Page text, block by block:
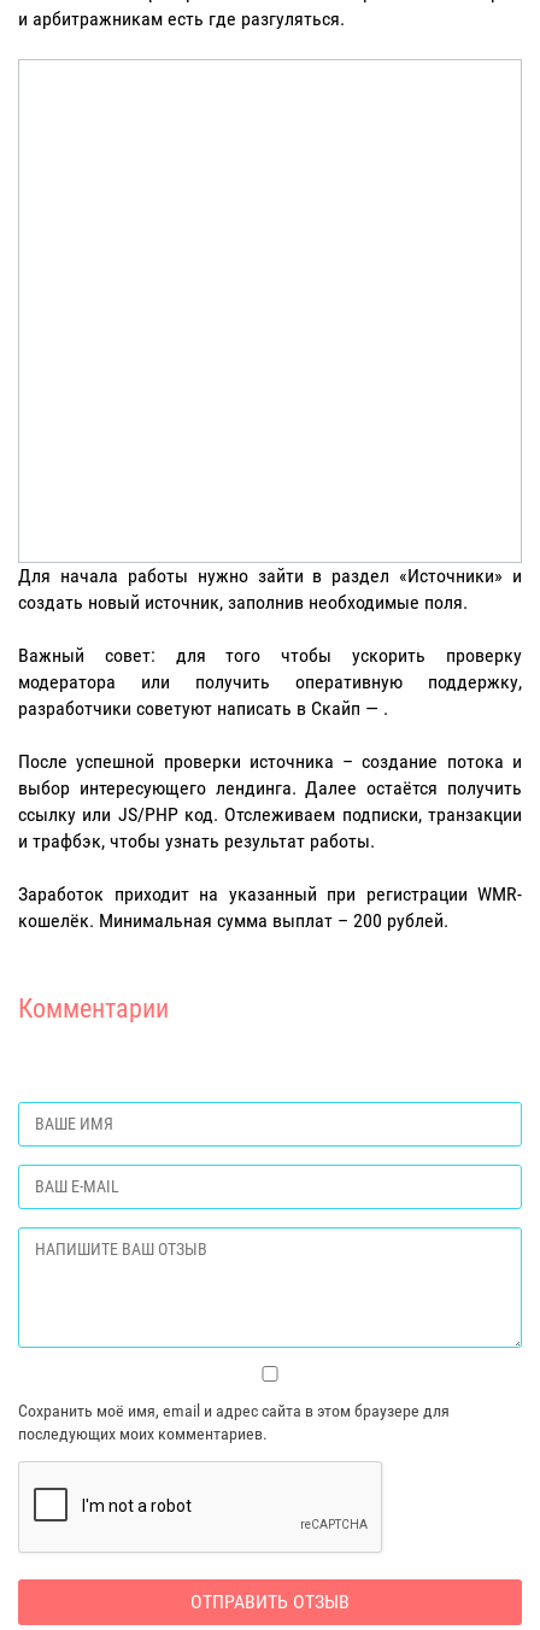
и арбитражникам есть где разгуляться.
Для начала работы нужно зайти в раздел «Источники» и
создать новый источник, заполнив необходимые поля.
Важный совет: для того чтобы ускорить проверку
модератора или получить оперативную поддержку,
разработчики советуют написать в Скайп — .
После успешной проверки источника – создание потока и
выбор интересующего лендинга. Далее остаётся получить
ссылку или JS/PHP код. Отслеживаем подписки, транзакции
и трафбэк, чтобы узнать результат работы.
Заработок приходит на указанный при регистрации WMR-
кошелёк. Минимальная сумма выплат – 200 рублей.
Комментарии
Сохранить моё имя, email и адрес сайта в этом браузере для
последующих моих комментариев.